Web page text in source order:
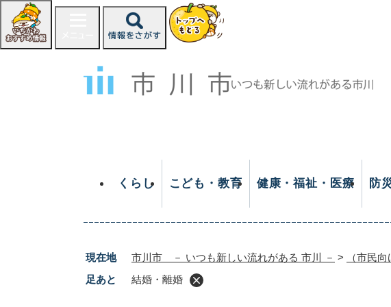
ジ
くらし こども・教育 健康・福祉・医療 防
現在地 市川市 － いつも新しい流れがある 市川 － > （市民
足あと
結婚・離婚